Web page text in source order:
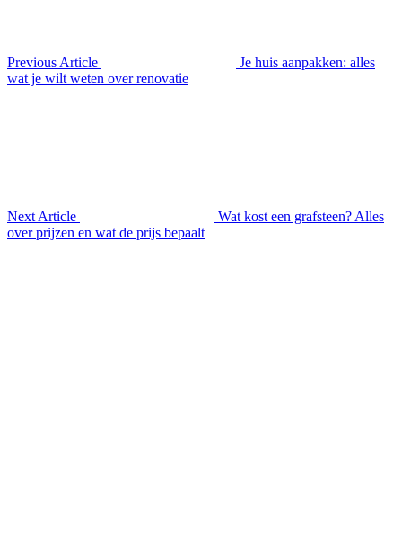
Previous Article
Je huis aanpakken: alles
wat je wilt weten over renovatie
Next Article
Wat kost een grafsteen? Alles
over prijzen en wat de prijs bepaalt